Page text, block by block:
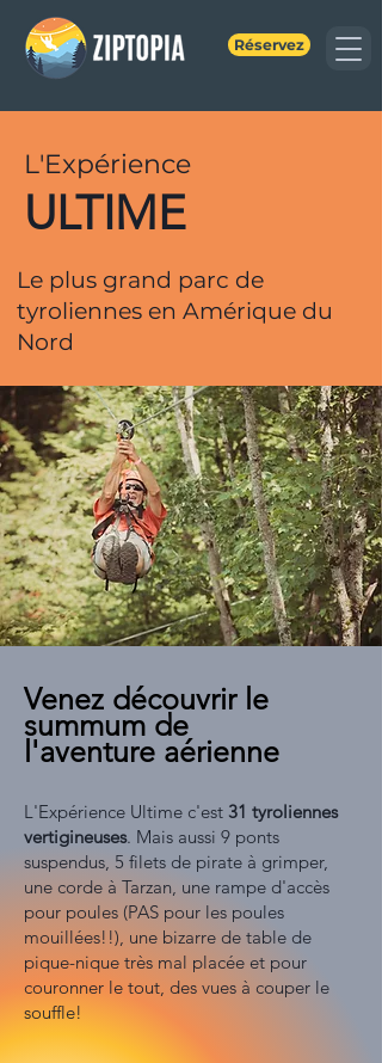
Réservez
L'Expérience
ULTIME
Le plus grand parc de
tyroliennes en Amérique du
Nord
Venez découvrir le
summum de
l'aventure aérienne
L'Expérience Ultime c'est 31 tyroliennes
vertigineuses. Mais aussi 9 ponts
suspendus, 5 filets de pirate à grimper,
une corde à Tarzan, une rampe d'accès
pour poules (PAS pour les poules
mouillées!!), une bizarre de table de
pique-nique très mal placée et pour
couronner le tout, des vues à couper le
souffle!